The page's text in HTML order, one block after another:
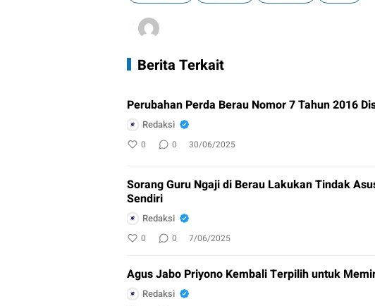
Berita Terkait
Perubahan Perda Berau Nomor 7 Tahun 2016
Redaksi
0 0 30/06/2025
Sorang Guru Ngaji di Berau Lakukan Tindak
Sendiri
Redaksi
0 0 7/06/2025
Agus Jabo Priyono Kembali Terpilih untuk
Redaksi